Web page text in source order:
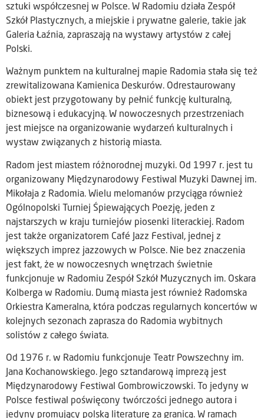
sztuki współczesnej w Polsce. W Radomiu działa Zespół
Szkół Plastycznych, a miejskie i prywatne galerie, takie jak
Galeria Łaźnia, zapraszają na wystawy artystów z całej
Polski.
Ważnym punktem na kulturalnej mapie Radomia stała się też
zrewitalizowana Kamienica Deskurów. Odrestaurowany
obiekt jest przygotowany by pełnić funkcję kulturalną,
biznesową i edukacyjną. W nowoczesnych przestrzeniach
jest miejsce na organizowanie wydarzeń kulturalnych i
wystaw związanych z historią miasta.
Radom jest miastem różnorodnej muzyki. Od 1997 r. jest tu
organizowany Międzynarodowy Festiwal Muzyki Dawnej im.
Mikołaja z Radomia. Wielu melomanów przyciąga również
Ogólnopolski Turniej Śpiewających Poezję, jeden z
najstarszych w kraju turniejów piosenki literackiej. Radom
jest także organizatorem Café Jazz Festival, jednej z
większych imprez jazzowych w Polsce. Nie bez znaczenia
jest fakt, że w nowoczesnych wnętrzach świetnie
funkcjonuje w Radomiu Zespół Szkół Muzycznych im. Oskara
Kolberga w Radomiu. Dumą miasta jest również Radomska
Orkiestra Kameralna, która podczas regularnych koncertów w
kolejnych sezonach zaprasza do Radomia wybitnych
solistów z całego świata.
Od 1976 r. w Radomiu funkcjonuje Teatr Powszechny im.
Jana Kochanowskiego. Jego sztandarową imprezą jest
Międzynarodowy Festiwal Gombrowiczowski. To jedyny w
Polsce festiwal poświęcony twórczości jednego autora i
jedyny promujący polską literaturę za granicą. W ramach